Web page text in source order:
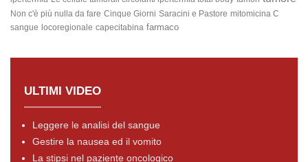
Non c'è più nulla da fare Cinque Giorni Saracini e Pastore mitomicina C
sangue locoregionale capecitabina farmaco
ULTIMI VIDEO
Leggere le analisi del sangue
Gestire la nausea ed il vomito
La stipsi nel paziente oncologico